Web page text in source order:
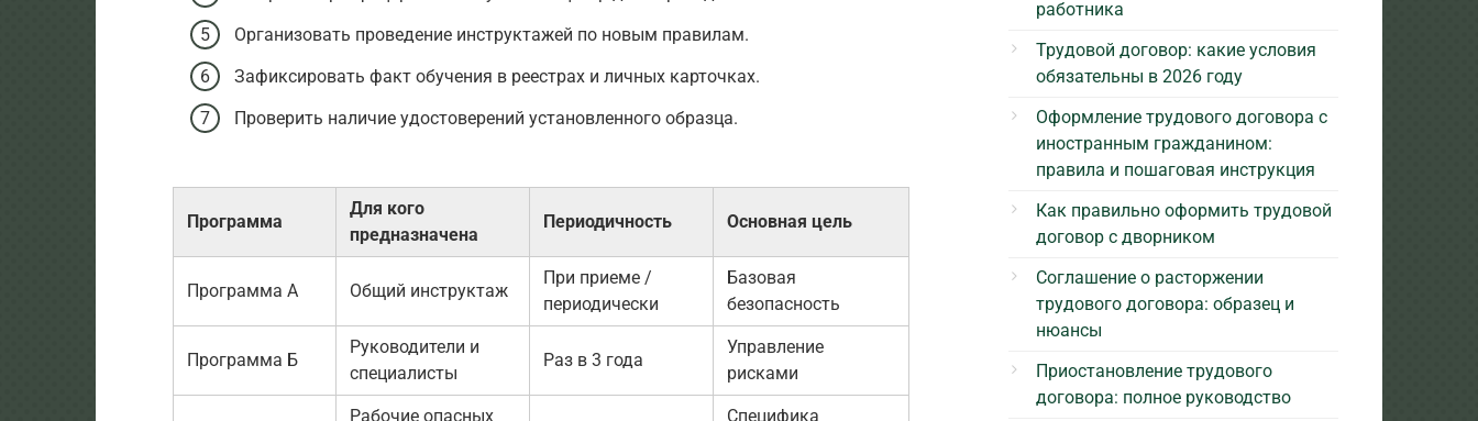
Организовать проведение инструктажей по новым правилам.
Зафиксировать факт обучения в реестрах и личных карточках.
Проверить наличие удостоверений установленного образца.
Программа
Для кого
предназначена
Периодичность Основная цель
Программа А Общий инструктаж
При приеме /
периодически
Базовая
безопасность
Программа Б
Руководители и
специалисты
Раз в 3 года
Управление
рисками
Рабочие опасных
Специфика
работника
Трудовой договор: какие условия
обязательны в 2026 году
Оформление трудового договора с
иностранным гражданином:
правила и пошаговая инструкция
Как правильно оформить трудовой
договор с дворником
Соглашение о расторжении
трудового договора: образец и
нюансы
Приостановление трудового
договора: полное руководство